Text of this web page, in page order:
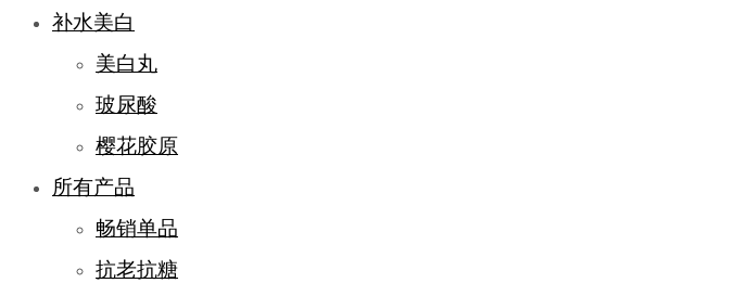
补水美白
美白丸
玻尿酸
樱花胶原
所有产品
畅销单品
抗老抗糖